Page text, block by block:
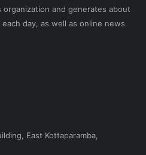
organization and generates about
day, as well as online news
East Kottaparamba,